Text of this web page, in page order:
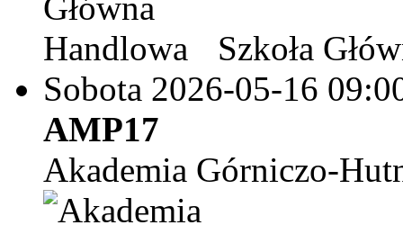
Szkoła
Sobota 2026-05-16
AMP17
Akademia Górniczo-